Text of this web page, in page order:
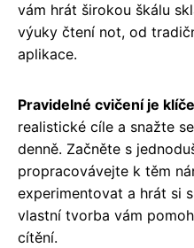
vám hrát širokou škálu
výuky čtení not, od
aplikace.
Pravidelné cvičení je
realistické cíle a snažte
denně. Začněte s
propracovávejte k těm
experimentovat a hrát si
vlastní tvorba vám
cítění.